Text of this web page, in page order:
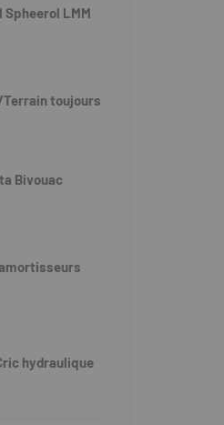
LMM
Terrain toujours
Bivouac
hydraulique